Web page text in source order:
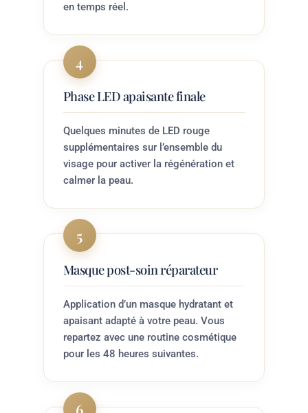
en temps réel.
4
Phase LED apaisante finale
Quelques minutes de LED rouge
supplémentaires sur l’ensemble du
visage pour activer la régénération et
calmer la peau.
5
Masque post-soin réparateur
Application d’un masque hydratant et
apaisant adapté à votre peau. Vous
repartez avec une routine cosmétique
pour les 48 heures suivantes.
6